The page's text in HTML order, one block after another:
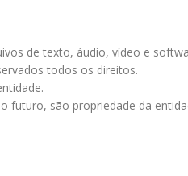
de texto, áudio, vídeo e
todos os direitos.
futuro, são propriedade da